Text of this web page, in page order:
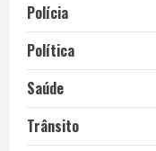
Polícia
Política
Saúde
Trânsito